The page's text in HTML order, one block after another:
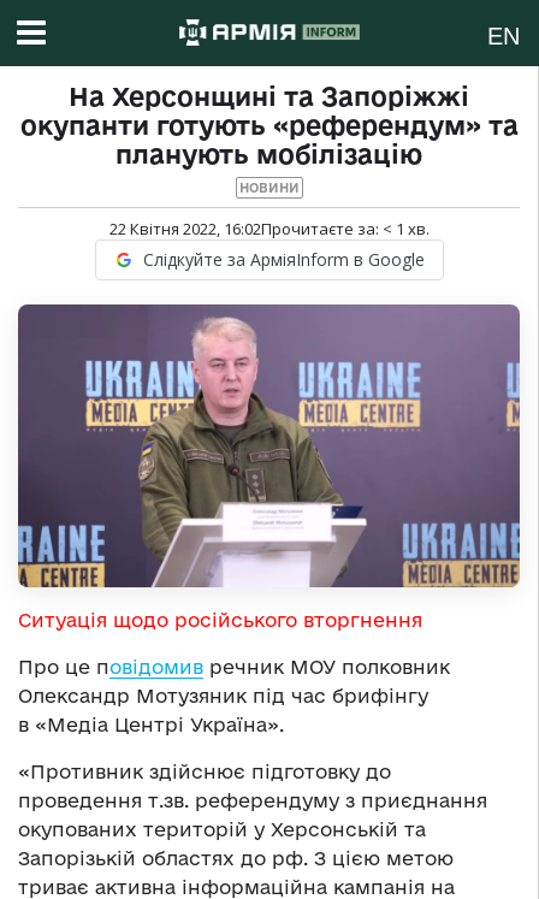
EN
На Херсонщині та Запоріжжі
окупанти готують «референдум» та
планують мобілізацію
НОВИНИ
22 Квітня 2022, 16:02Прочитаєте за: < 1 хв.
Слідкуйте за АрміяInform в Google
Ситуація щодо російського вторгнення
Про це повідомив речник МОУ полковник
Олександр Мотузяник під час брифінгу
в «Медіа Центрі Україна».
«Противник здійснює підготовку до
проведення т.зв. референдуму з приєднання
окупованих територій у Херсонській та
Запорізькій областях до рф. З цією метою
триває активна інформаційна кампанія на